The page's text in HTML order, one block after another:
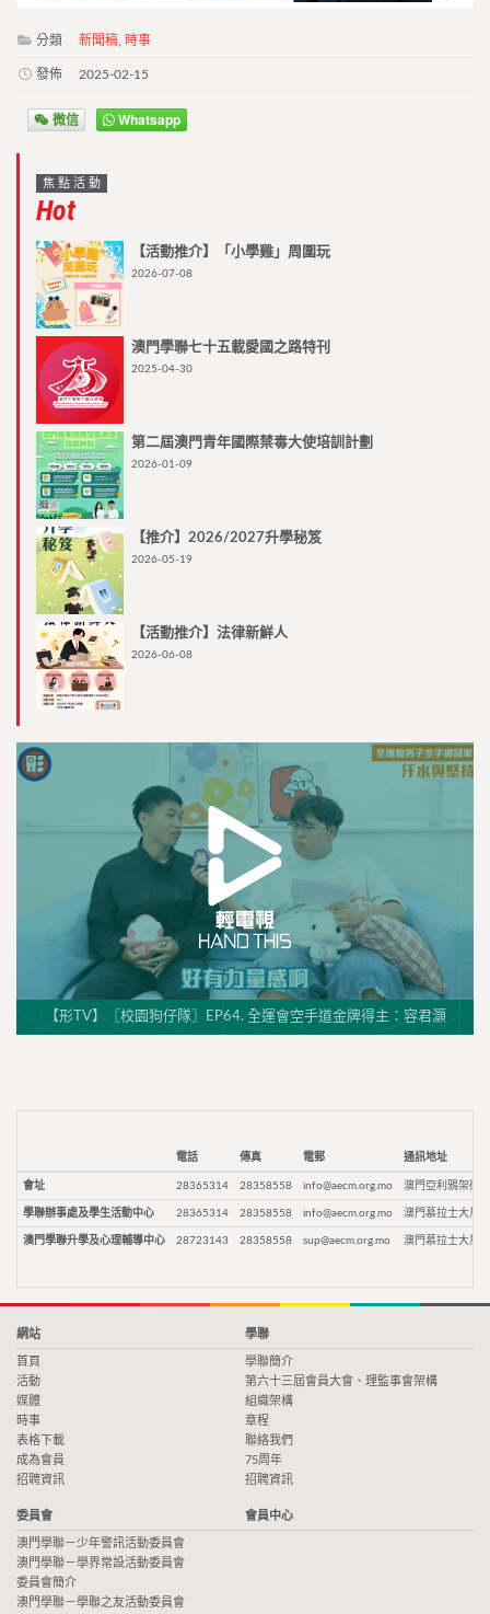
分類 新聞稿 時事
發佈 2025-02-15
微信 Whatsapp
焦點活動
Hot
【活動推介】「小學雞」周圍玩
2026-07-08
澳門學聯七十五載愛國之路特刊
2025-04-30
第二屆澳門青年國際禁毒大使培訓計劃
2026-01-09
【推介】2026/2027升學秘笈
2026-05-19
【活動推介】法律新鮮人
2026-06-08
【形TV】〖校園狗仔隊〗EP64. 全運會空手道金牌得主：容君灝
電話 傳真 電郵 通訊地址
會址 28365314 28358558 info@aecm.org.mo 澳門亞利鴉架街9
學聯辦事處及學生活動中心 28365314 28358558 info@aecm.org.mo 澳門慕拉士大馬
澳門學聯升學及心理輔導中心 28723143 28358558 sup@aecm.org.mo 澳門慕拉士大馬
網站
首頁
活動
媒體
時事
表格下載
成為會員
招聘資訊
學聯
學聯簡介
第六十三屆會員大會、理監事會架構
組織架構
章程
聯絡我們
75周年
招聘資訊
委員會
澳門學聯－少年警訊活動委員會
澳門學聯－學界常設活動委員會
委員會簡介
澳門學聯－學聯之友活動委員會
會員中心